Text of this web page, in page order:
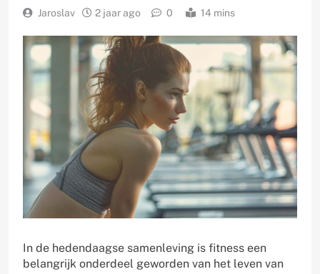
Jaroslav 2 jaar ago 0 14 mins
In de hedendaagse samenleving is fitness een
belangrijk onderdeel geworden van het leven van